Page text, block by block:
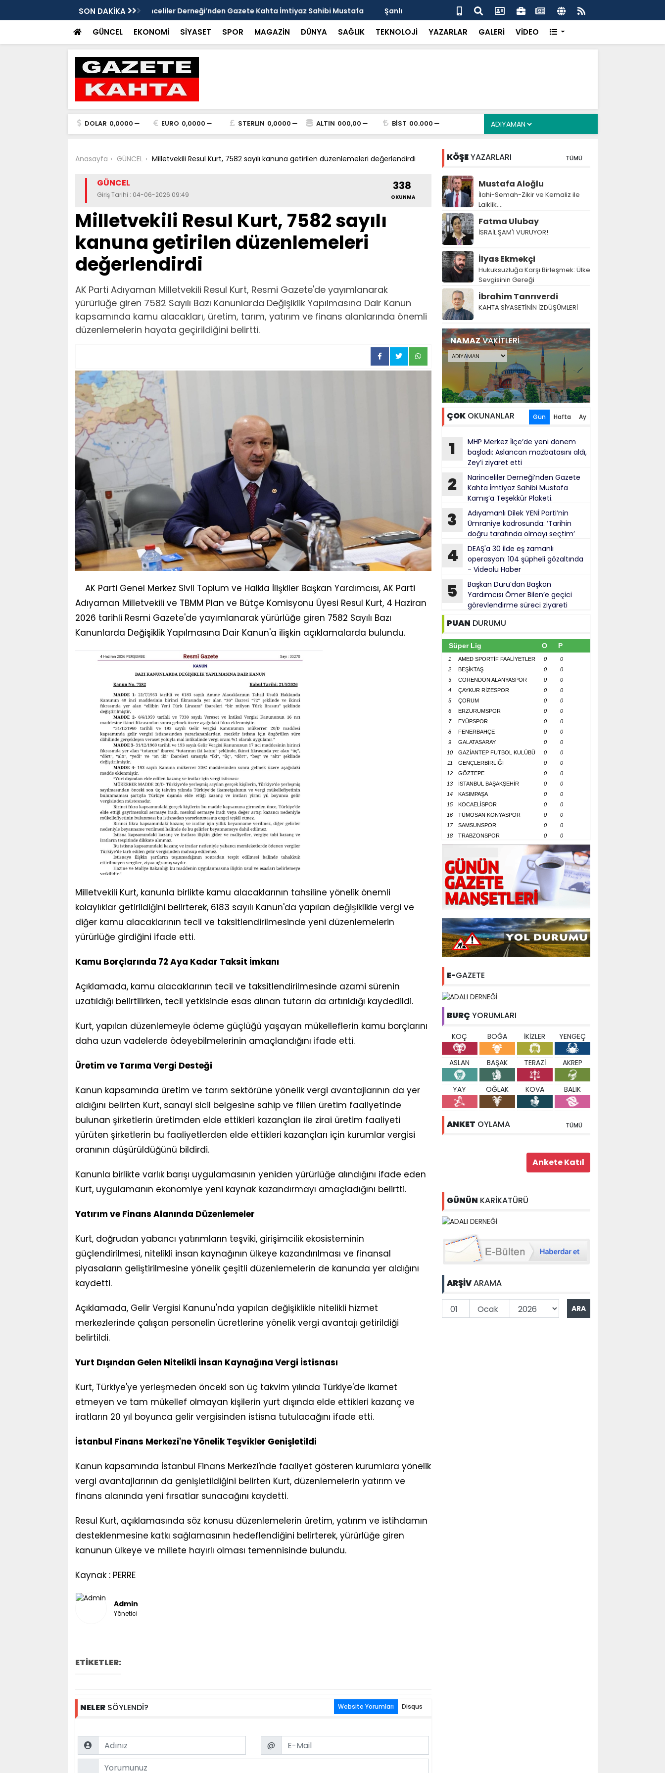
SON DAKİKA
Kahta İmtiyaz Sahibi Mustafa
Şanlıurfa’da yaz uyarısı: Güneşten Korunmayı Alışkanlık Haline
Getirin
Haliliye’de her gün 4 bin 898 vatandaşa sıcak yemek
GÜNCEL EKONOMİ SİYASET SPOR MAGAZİN DÜNYA SAĞLIK TEKNOLOJİ YAZARLAR GALERİ VİDEO
DOLAR 0,0000 EURO 0,0000 STERLIN 0,0000 ALTIN 000,00 BİST 00.000
Anasayfa GÜNCEL Milletvekili Resul Kurt, 7582 sayılı kanuna getirilen düzenlemeleri değerlendirdi
GÜNCEL
Giriş Tarihi : 04-06-2026 09:49
338
OKUNMA
Milletvekili Resul Kurt, 7582 sayılı
kanuna getirilen düzenlemeleri
değerlendirdi
AK Parti Adıyaman Milletvekili Resul Kurt, Resmi Gazete'de yayımlanarak
yürürlüğe giren 7582 Sayılı Bazı Kanunlarda Değişiklik Yapılmasına Dair Kanun
kapsamında kamu alacakları, üretim, tarım, yatırım ve finans alanlarında önemli
düzenlemelerin hayata geçirildiğini belirtti.
AK Parti Genel Merkez Sivil Toplum ve Halkla İlişkiler Başkan Yardımcısı, AK Parti
Adıyaman Milletvekili ve TBMM Plan ve Bütçe Komisyonu Üyesi Resul Kurt, 4 Haziran
2026 tarihli Resmi Gazete'de yayımlanarak yürürlüğe giren 7582 Sayılı Bazı
Kanunlarda Değişiklik Yapılmasına Dair Kanun'a ilişkin açıklamalarda bulundu.
Milletvekili Kurt, kanunla birlikte kamu alacaklarının tahsiline yönelik önemli
kolaylıklar getirildiğini belirterek, 6183 sayılı Kanun'da yapılan değişiklikle vergi ve
diğer kamu alacaklarının tecil ve taksitlendirilmesinde yeni düzenlemelerin
yürürlüğe girdiğini ifade etti.
Kamu Borçlarında 72 Aya Kadar Taksit İmkanı
Açıklamada, kamu alacaklarının tecil ve taksitlendirilmesinde azami sürenin
uzatıldığı belirtilirken, tecil yetkisinde esas alınan tutarın da artırıldığı kaydedildi.
Kurt, yapılan düzenlemeyle ödeme güçlüğü yaşayan mükelleflerin kamu borçlarını
daha uzun vadelerde ödeyebilmelerinin amaçlandığını ifade etti.
Üretim ve Tarıma Vergi Desteği
Kanun kapsamında üretim ve tarım sektörüne yönelik vergi avantajlarının da yer
aldığını belirten Kurt, sanayi sicil belgesine sahip ve fiilen üretim faaliyetinde
bulunan şirketlerin üretimden elde ettikleri kazançları ile zirai üretim faaliyeti
yürüten şirketlerin bu faaliyetlerden elde ettikleri kazançları için kurumlar vergisi
oranının düşürüldüğünü bildirdi.
Kanunla birlikte varlık barışı uygulamasının yeniden yürürlüğe alındığını ifade eden
Kurt, uygulamanın ekonomiye yeni kaynak kazandırmayı amaçladığını belirtti.
Yatırım ve Finans Alanında Düzenlemeler
Kurt, doğrudan yabancı yatırımların teşviki, girişimcilik ekosisteminin
güçlendirilmesi, nitelikli insan kaynağının ülkeye kazandırılması ve finansal
piyasaların geliştirilmesine yönelik çeşitli düzenlemelerin de kanunda yer aldığını
kaydetti.
Açıklamada, Gelir Vergisi Kanunu'nda yapılan değişiklikle nitelikli hizmet
merkezlerinde çalışan personelin ücretlerine yönelik vergi avantajı getirildiği
belirtildi.
Yurt Dışından Gelen Nitelikli İnsan Kaynağına Vergi İstisnası
Kurt, Türkiye'ye yerleşmeden önceki son üç takvim yılında Türkiye'de ikamet
etmeyen ve tam mükellef olmayan kişilerin yurt dışında elde ettikleri kazanç ve
iratların 20 yıl boyunca gelir vergisinden istisna tutulacağını ifade etti.
İstanbul Finans Merkezi'ne Yönelik Teşvikler Genişletildi
Kanun kapsamında İstanbul Finans Merkezi'nde faaliyet gösteren kurumlara yönelik
vergi avantajlarının da genişletildiğini belirten Kurt, düzenlemelerin yatırım ve
finans alanında yeni fırsatlar sunacağını kaydetti.
Resul Kurt, açıklamasında söz konusu düzenlemelerin üretim, yatırım ve istihdamın
desteklenmesine katkı sağlamasının hedeflendiğini belirterek, yürürlüğe giren
kanunun ülkeye ve millete hayırlı olması temennisinde bulundu.
Kaynak : PERRE
Admin
Yönetici
ETİKETLER:
NELERSÖYLENDİ? Website Yorumları Disqus
Name Email
@
Comment
KÖŞEYAZARLARI TÜMÜ
Mustafa Aloğlu
İlahi-Semah-Zikir ve Kemaliz ile
Laiklik….
Fatma Ulubay
İSRAİL ŞAM'I VURUYOR!
İlyas Ekmekçi
Hukuksuzluğa Karşı Birleşmek: Ülke
Sevgisinin Gereği
İbrahim Tanrıverdi
KAHTA SİYASETİNİN İZDÜŞÜMLERİ
NAMAZVAKİTLERİ
ÇOKOKUNANLAR Gün Hafta Ay
1
MHP Merkez İlçe’de yeni dönem
başladı: Aslancan mazbatasını aldı,
Zey’i ziyaret etti
2
Narinceliler Derneği’nden Gazete
Kahta İmtiyaz Sahibi Mustafa
Kamış’a Teşekkür Plaketi.
3
Adıyamanlı Dilek YENİ Parti’nin
Ümraniye kadrosunda: ‘Tarihin
doğru tarafında olmayı seçtim’
4
DEAŞ'a 30 ilde eş zamanlı
operasyon: 104 şüpheli gözaltında
- Videolu Haber
5
Başkan Duru’dan Başkan
Yardımcısı Ömer Bilen’e geçici
görevlendirme süreci ziyareti
PUAN DURUMU
Süper Lig O P
1 AMED SPORTİF FAALİYETLER 0
0
2
BEŞİKTAŞ 0
0
3
CORENDON ALANYASPOR 0
0
4
ÇAYKUR RİZESPOR 0
0
5
ÇORUM 0
0
6
ERZURUMSPOR 0
0
7
EYÜPSPOR 0
0
8
FENERBAHÇE 0
0
9
GALATASARAY 0
0
10
GAZİANTEP FUTBOL KULÜBÜ 0
0
11
GENÇLERBİRLİĞİ 0
0
12
GÖZTEPE 0
0
13
İSTANBUL BAŞAKŞEHİR 0
0
14
KASIMPAŞA 0
0
15
KOCAELİSPOR 0
0
16
TÜMOSAN KONYASPOR 0
0
17
SAMSUNSPOR 0
0
18
TRABZONSPOR 0 0
E-GAZETE
BURÇ YORUMLARI
KOÇ BOĞA İKİZLER YENGEÇ
ASLAN BAŞAK TERAZİ AKREP
YAY OĞLAK KOVA BALIK
ANKET OYLAMA TÜMÜ
GÜNÜN KARİKATÜRÜ
ARŞİVARAMA